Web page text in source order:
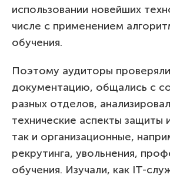
использовании новейших
числе с применением
обучения.
Поэтому аудиторы проверяли
документацию, общались с
разных отделов,
технические аспекты защиты
так и организационные,
рекрутинга, увольнения,
обучения. Изучали, как IT-